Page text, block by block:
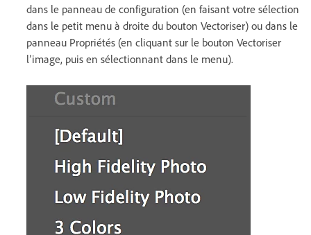
dans le panneau de configuration (en faisant votre sélection
dans le petit menu à droite du bouton Vectoriser) ou dans le
panneau Propriétés (en cliquant sur le bouton Vectoriser
l’image, puis en sélectionnant dans le menu).